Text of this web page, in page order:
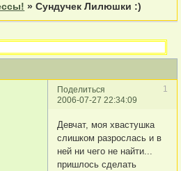
»Сундучек Лилюшки :)
Поделиться
1
2006-07-27 22:34:09
Девчат, моя хвастушка
слишком разрослась и в
ней ни чего не найти...
пришлось сделать